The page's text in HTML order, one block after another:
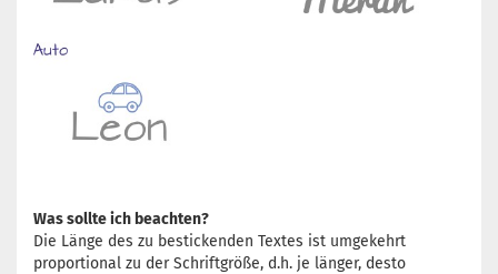
Was sollte ich beachten?
Die Länge des zu bestickenden Textes ist umgekehrt
proportional zu der Schriftgröße, d.h. je länger, desto